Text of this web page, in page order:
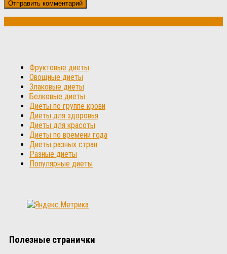
Фруктовые диеты
Овощные диеты
Злаковые диеты
Белковые диеты
Диеты по группе крови
Диеты для здоровья
Диеты для красоты
Диеты по времени года
Диеты разных стран
Разные диеты
Популярные диеты
Полезные странички